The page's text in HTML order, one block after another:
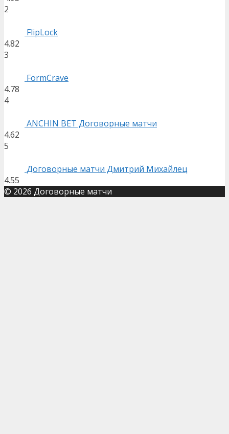
2
FlipLock
4.82
3
FormCrave
4.78
4
ANCHIN BET Договорные матчи
4.62
5
Договорные матчи Дмитрий Михайлец
4.55
© 2026 Договорные матчи